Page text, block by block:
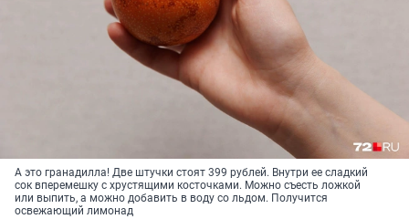
А это гранадилла! Две штучки стоят 399 рублей. Внутри ее сладкий
сок вперемешку с хрустящими косточками. Можно съесть ложкой
или выпить, а можно добавить в воду со льдом. Получится
освежающий лимонад